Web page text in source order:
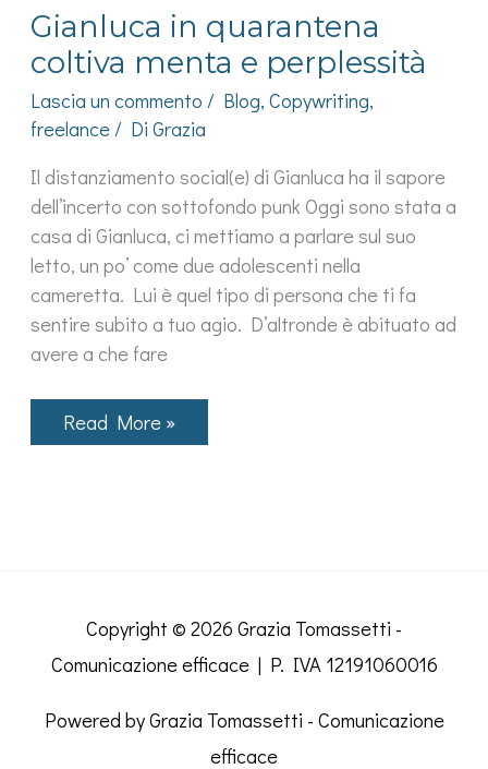
Gianluca in quarantena
coltiva menta e perplessità
Lascia un commento / Blog,Copywriting,
freelance/ DiGrazia
Il distanziamento social(e) di Gianluca ha il sapore
dell’incerto con sottofondo punk Oggi sono stata a
casa di Gianluca, ci mettiamo a parlare sul suo
letto, un po’ come due adolescenti nella
cameretta. Lui è quel tipo di persona che ti fa
sentire subito a tuo agio. D’altronde è abituato ad
avere a che fare
Gianluca
in
Read More »
Copyright © 2026 Grazia Tomassetti -
Comunicazione efficace| P. IVA 12191060016
Powered byGrazia Tomassetti - Comunicazione
efficace